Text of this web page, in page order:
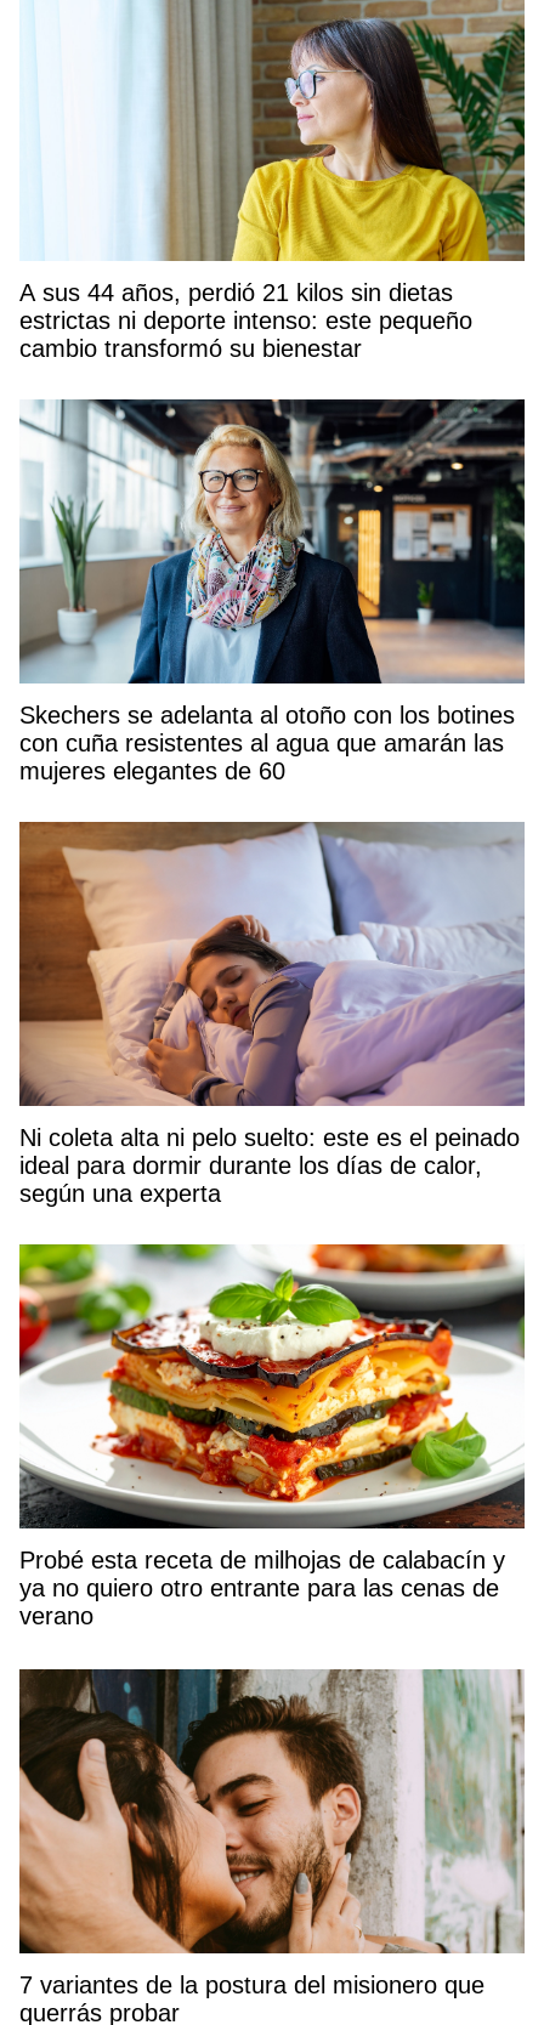
A sus 44 años, perdió 21 kilos sin dietas
estrictas ni deporte intenso: este pequeño
cambio transformó su bienestar
Skechers se adelanta al otoño con los botines
con cuña resistentes al agua que amarán las
mujeres elegantes de 60
Ni coleta alta ni pelo suelto: este es el peinado
ideal para dormir durante los días de calor,
según una experta
Probé esta receta de milhojas de calabacín y
ya no quiero otro entrante para las cenas de
verano
7 variantes de la postura del misionero que
querrás probar